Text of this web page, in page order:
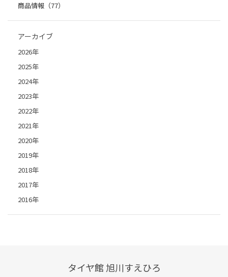
商品情報（77）
アーカイブ
2026年
2025年
2024年
2023年
2022年
2021年
2020年
2019年
2018年
2017年
2016年
タイヤ館 旭川すえひろ